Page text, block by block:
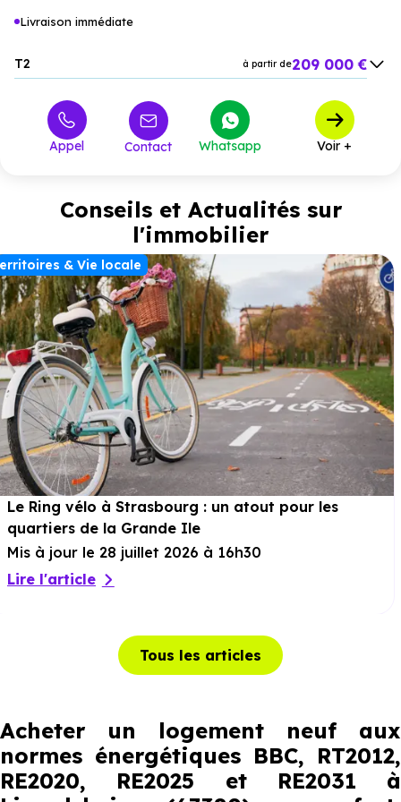
Livraison immédiate
T2 à partir de209 000 €
à partir de 574 000 €
Appel Contact Whatsapp Voir +
Conseils et Actualités sur
l'immobilier
& Vie locale
Le Ring vélo à Strasbourg : un atout pour les
quartiers de la Grande Ile
Mis à jour le 28 juillet 2026 à 16h30
Lire l'article
Tous les articles
Acheter un logement neuf aux
normes énergétiques BBC, RT2012,
RE2020, RE2025 et RE2031 à